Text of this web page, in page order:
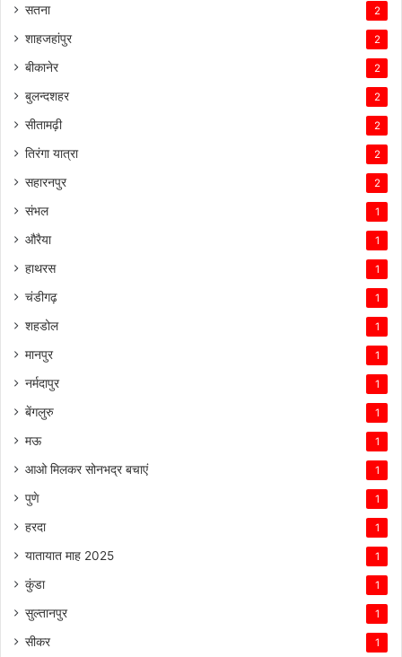
सतना 2
शाहजहांपुर 2
बीकानेर 2
बुलन्दशहर 2
सीतामढ़ी 2
तिरंगा यात्रा 2
सहारनपुर 2
संभल 1
औरैया 1
हाथरस 1
चंडीगढ़ 1
शहडोल 1
मानपुर 1
नर्मदापुर 1
बेंगलुरु 1
मऊ 1
आओ मिलकर सोनभद्र बचाएं 1
पुणे 1
हरदा 1
यातायात माह 2025 1
कुंडा 1
सुल्तानपुर 1
सीकर 1